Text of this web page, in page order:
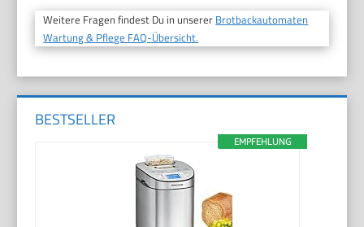
Weitere Fragen findest Du in unserer Brotbackautomaten
Wartung & Pflege FAQ-Übersicht.
BESTSELLER
EMPFEHLUNG